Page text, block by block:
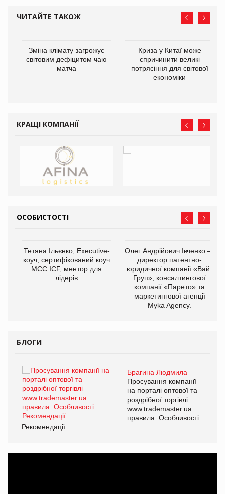
ЧИТАЙТЕ ТАКОЖ
Зміна клімату загрожує
світовим дефіцитом чаю
матча
Криза у Китаї може
спричинити великі
потрясіння для світової
економіки
КРАЩІ КОМПАНІЇ
ОСОБИСТОСТІ
Тетяна Ільєнко, Executive-
коуч, сертифікований коуч
МСС ICF, ментор для
лідерів
Олег Андрійович Івченко —
директор патентно-
юридичної компанії «Вайз
Груп», консалтингової
компанії «Парето» та
маркетингової агенції
Myka Agency.
БЛОГИ
Брагина Людмила
Просування компанії
на порталі оптової та
роздрібної торгівлі
www.trademaster.ua.
правила. Особливості.
Рекомендації